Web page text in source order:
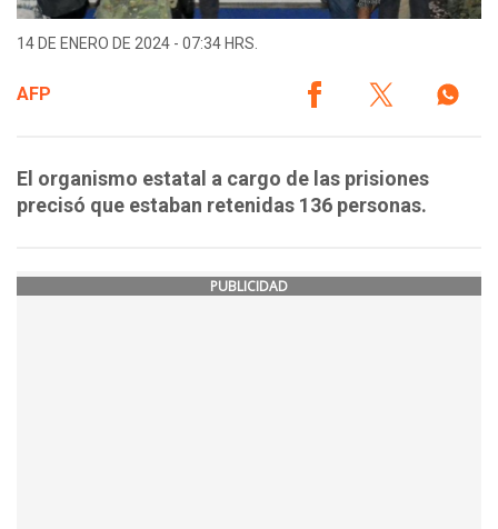
14 DE ENERO DE 2024 - 07:34 HRS.
AFP
El organismo estatal a cargo de las prisiones
precisó que estaban retenidas 136 personas.
PUBLICIDAD